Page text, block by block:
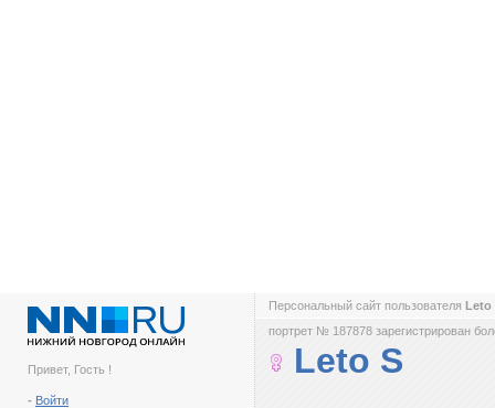
Привет, Гость !
- Войти
Персональный сайт пользователя Leto
портрет № 187878 зарегистрирован
Leto S